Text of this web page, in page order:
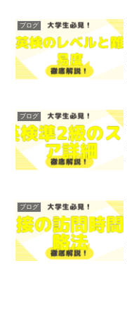
ブログ
ブログ
ブログ